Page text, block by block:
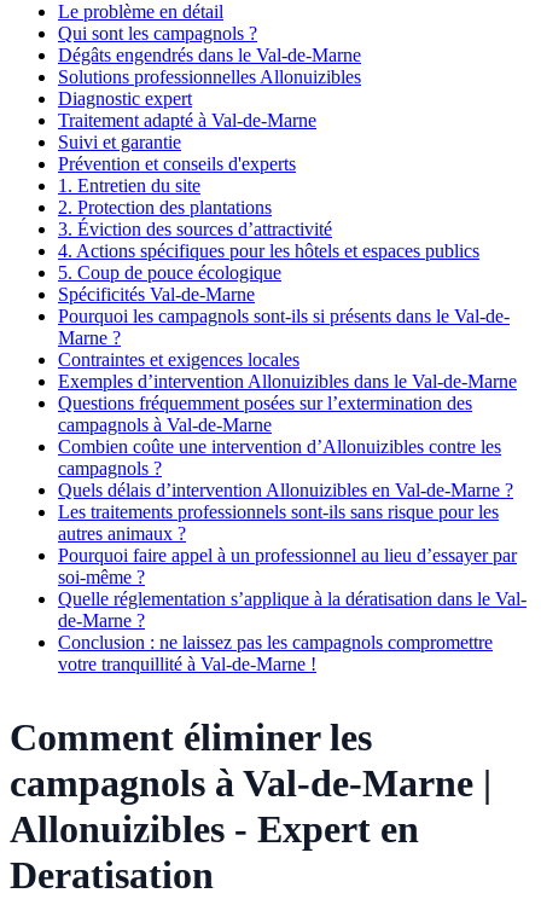
Le problème en détail
Qui sont les campagnols ?
Dégâts engendrés dans le Val-de-Marne
Solutions professionnelles Allonuizibles
Diagnostic expert
Traitement adapté à Val-de-Marne
Suivi et garantie
Prévention et conseils d'experts
1. Entretien du site
2. Protection des plantations
3. Éviction des sources d’attractivité
4. Actions spécifiques pour les hôtels et espaces publics
5. Coup de pouce écologique
Spécificités Val-de-Marne
Pourquoi les campagnols sont-ils si présents dans le Val-de-
Marne ?
Contraintes et exigences locales
Exemples d’intervention Allonuizibles dans le Val-de-Marne
Questions fréquemment posées sur l’extermination des
campagnols à Val-de-Marne
Combien coûte une intervention d’Allonuizibles contre les
campagnols ?
Quels délais d’intervention Allonuizibles en Val-de-Marne ?
Les traitements professionnels sont-ils sans risque pour les
autres animaux ?
Pourquoi faire appel à un professionnel au lieu d’essayer par
soi-même ?
Quelle réglementation s’applique à la dératisation dans le Val-
de-Marne ?
Conclusion : ne laissez pas les campagnols compromettre
votre tranquillité à Val-de-Marne !
Comment éliminer les
campagnols à Val-de-Marne |
Allonuizibles - Expert en
Deratisation